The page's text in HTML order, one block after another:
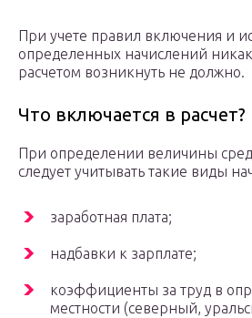
При учете правил включения и
определенных начислений
расчетом возникнуть не должно.
Что включается в расчет?
При определении величины
следует учитывать такие виды
заработная плата;
надбавки к зарплате;
коэффициенты за труд в
местности (северный,